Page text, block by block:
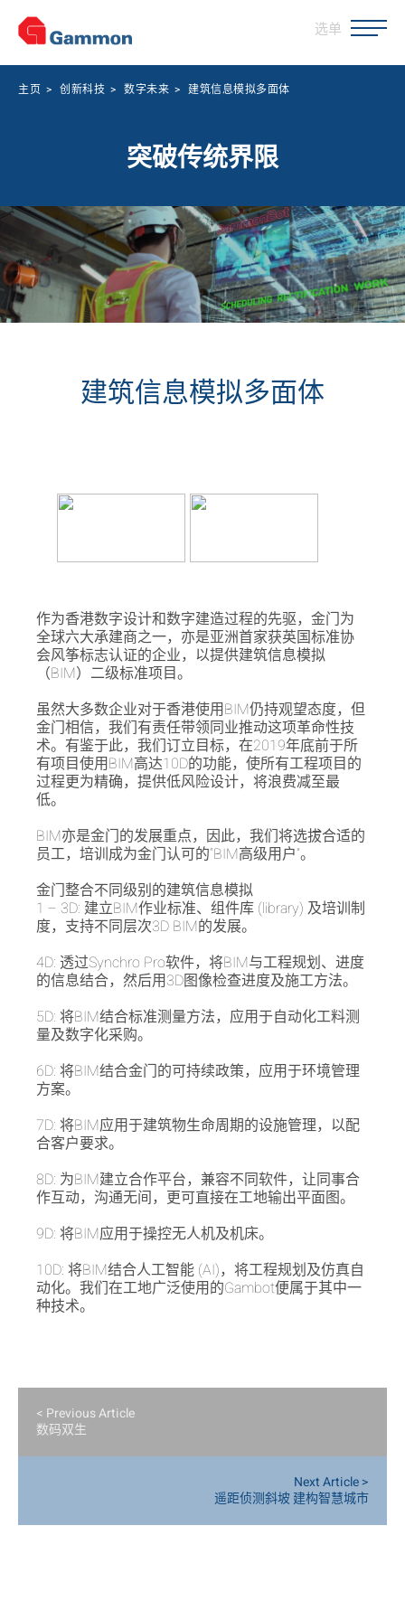
选单
主页 > 创新科技 > 数字未来 > 建筑信息模拟多面体
突破传统界限
建筑信息模拟多面体
作为香港数字设计和数字建造过程的先驱，金门为
全球六大承建商之一，亦是亚洲首家获英国标准协
会风筝标志认证的企业，以提供建筑信息模拟
（BIM）二级标准项目。
虽然大多数企业对于香港使用BIM仍持观望态度，但
金门相信，我们有责任带领同业推动这项革命性技
术。有鉴于此，我们订立目标，在2019年底前于所
有项目使用BIM高达10D的功能，使所有工程项目的
过程更为精确，提供低风险设计，将浪费减至最
低。
BIM亦是金门的发展重点，因此，我们将选拔合适的
员工，培训成为金门认可的“BIM高级用户”。
金门整合不同级别的建筑信息模拟
1 – 3D: 建立BIM作业标准、组件库 (library) 及培训制
度，支持不同层次3D BIM的发展。
4D: 透过Synchro Pro软件，将BIM与工程规划、进度
的信息结合，然后用3D图像检查进度及施工方法。
5D: 将BIM结合标准测量方法，应用于自动化工料测
量及数字化采购。
6D: 将BIM结合金门的可持续政策，应用于环境管理
方案。
7D: 将BIM应用于建筑物生命周期的设施管理，以配
合客户要求。
8D: 为BIM建立合作平台，兼容不同软件，让同事合
作互动，沟通无间，更可直接在工地输出平面图。
9D: 将BIM应用于操控无人机及机床。
10D: 将BIM结合人工智能 (AI)，将工程规划及仿真自
动化。我们在工地广泛使用的Gambot便属于其中一
种技术。
< Previous Article
数码双生
Next Article >
遥距侦测斜坡 建构智慧城市